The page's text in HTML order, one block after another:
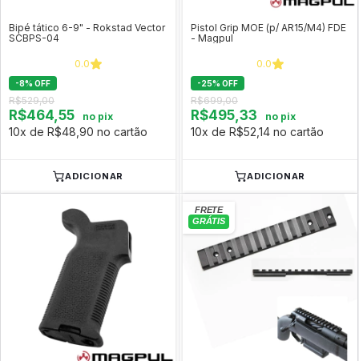
Bipé tático 6-9" - Rokstad Vector
SCBPS-04
0.0
-8% OFF
R$529,00
R$464,55 no pix
10x de R$48,90 no cartão
ADICIONAR
Pistol Grip MOE (p/ AR15/M4) FDE
- Magpul
0.0
-25% OFF
R$699,00
R$495,33 no pix
10x de R$52,14 no cartão
ADICIONAR